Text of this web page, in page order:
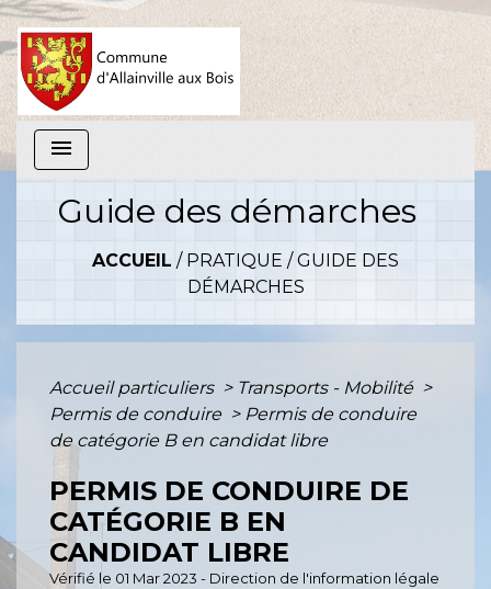
menu
Guide des démarches
ACCUEIL / PRATIQUE /GUIDE DES
DÉMARCHES
Accueil particuliers > Transports - Mobilité >
Permis de conduire > Permis de conduire
de catégorie B en candidat libre
PERMIS DE CONDUIRE DE
CATÉGORIE B EN
CANDIDAT LIBRE
Vérifié le 01 Mar 2023 - Direction de l'information légale